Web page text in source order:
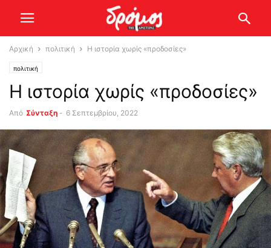
Αρχική πολιτική Η ιστορία χωρίς «προδοσίες»
πολιτική
Η ιστορία χωρίς «προδοσίες»
Από Σύνταξη - 6 Σεπτεμβρίου, 2022